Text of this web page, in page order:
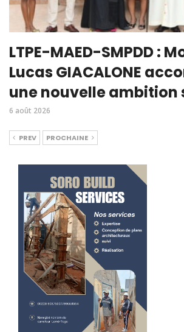
LTPE-MAED-SMPDD :
Lucas GIACALONE
une nouvelle ambition
6 août 2026
PREV PROCHAINE